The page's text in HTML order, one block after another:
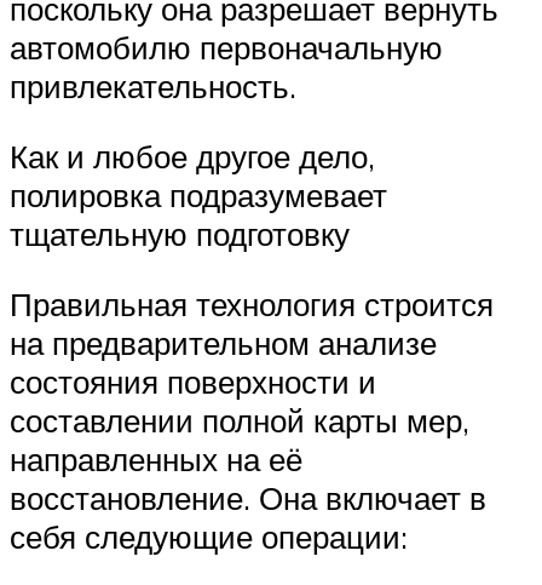
поскольку она разрешает вернуть
автомобилю первоначальную
привлекательность.
Как и любое другое дело,
полировка подразумевает
тщательную подготовку
Правильная технология строится
на предварительном анализе
состояния поверхности и
составлении полной карты мер,
направленных на её
восстановление. Она включает в
себя следующие операции: